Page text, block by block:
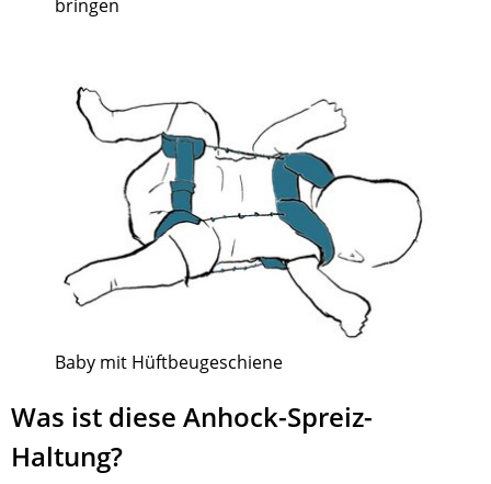
bringen
Baby mit Hüftbeugeschiene
Was ist diese Anhock-Spreiz-
Haltung?